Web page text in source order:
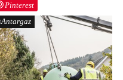
Pinterest
Antargaz